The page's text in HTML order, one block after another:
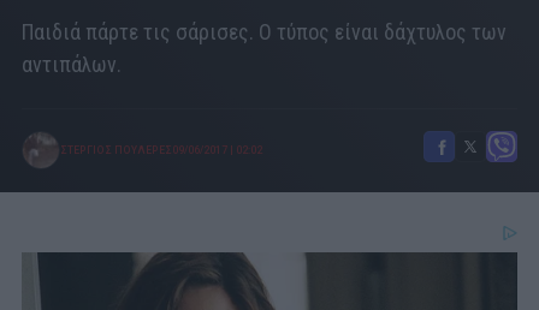
Παιδιά πάρτε τις σάρισες. Ο τύπος είναι δάχτυλος των
αντιπάλων.
ΣΤΕΡΓΙΟΣ ΠΟΥΛΕΡΕΣ 09/06/2017 02:02